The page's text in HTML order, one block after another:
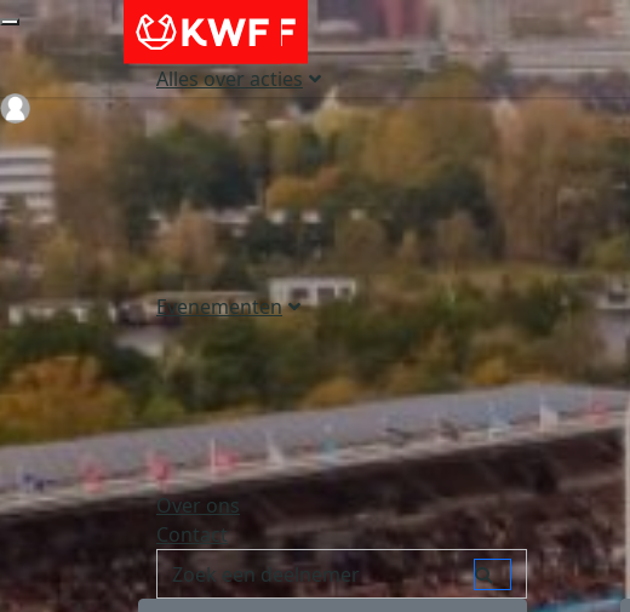
Alles over acties
Evenementen
Over ons
Contact
Login